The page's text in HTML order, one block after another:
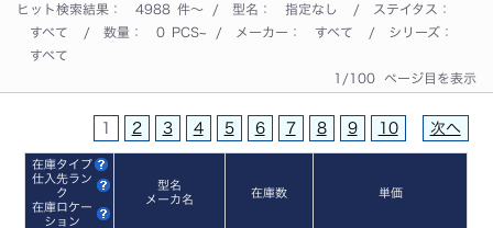
ヒット検索結果： 4988 件～ / 型名： 指定なし
/ ステイタス：
すべて
/ 数量： 0 PCS~ / メーカー： すべて
/ シリーズ：
すべて
1/100 ページ目を表示
1 2 3 4 5 6 7 8 9 10 次へ
在庫タイプ
仕入先ラン
ク
在庫ロケー
ション
型名
メーカ名
在庫数 単価